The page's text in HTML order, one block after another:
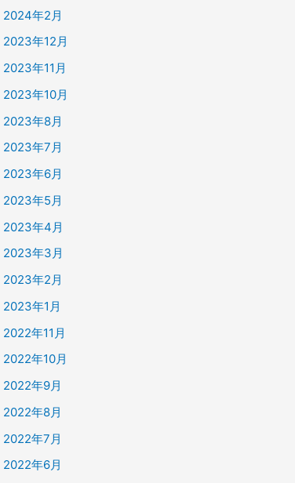
2024年2月
2023年12月
2023年11月
2023年10月
2023年8月
2023年7月
2023年6月
2023年5月
2023年4月
2023年3月
2023年2月
2023年1月
2022年11月
2022年10月
2022年9月
2022年8月
2022年7月
2022年6月